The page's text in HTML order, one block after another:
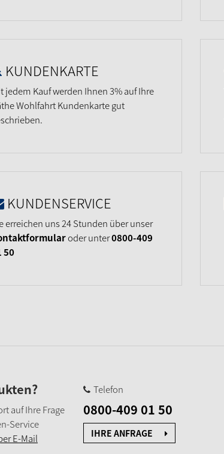
KUNDENKARTE
jedem Kauf werden Ihnen 3% auf Ihre
Wohlfahrt Kundenkarte gut
KUNDENSERVICE
erreichen uns 24 Stunden über unser
oder unter0800-409
50
auf Ihre Frage
Service
E-Mail
Telefon
0800-409 01 50
IHRE ANFRAGE